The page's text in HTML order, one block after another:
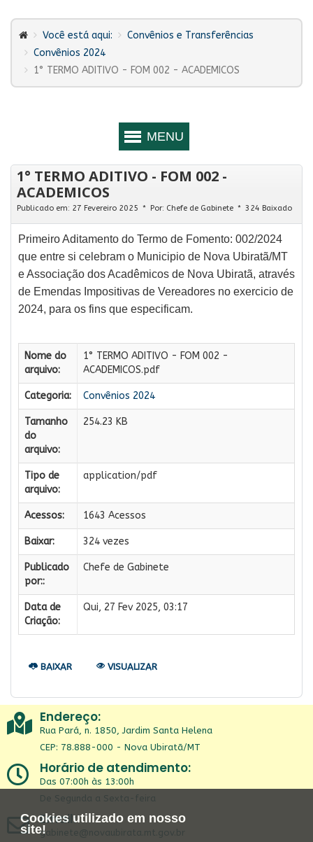
Cookies utilizado em nosso
site!
Você está aqui:
Convênios e Transferências
Convênios 2024
1° TERMO ADITIVO - FOM 002 - ACADEMICOS
1° TERMO ADITIVO - FOM 002 -
ACADEMICOS
Publicado em: 27 Fevereiro 2025 Por: Chefe de Gabinete 324 Baixado
Primeiro Aditamento do Termo de Fomento: 002/2024
que entre si celebram o Municipio de Nova Ubiratã/MT
e Associação dos Acadêmicos de Nova Ubiratã, através
de Emendas Impositivas de Vereadores no exercicio de
2024, para os fins que especificam.
Nome do
arquivo:
1° TERMO ADITIVO - FOM 002 -
ACADEMICOS.pdf
Categoria: Convênios 2024
Tamanho
do
arquivo:
254.23 KB
Tipo de
arquivo:
application/pdf
Acessos: 1643 Acessos
Baixar: 324 vezes
Publicado
por::
Chefe de Gabinete
Data de
Criação:
Qui, 27 Fev 2025, 03:17
BAIXAR VISUALIZAR
Endereço:
Rua Pará, n. 1850, Jardim Santa Helena
CEP: 78.888-000 - Nova Ubiratã/MT
Horário de atendimento:
Das 07:00h às 13:00h
De Segunda a Sexta-feira
Email:
gabinete@novaubirata.mt.gov.br